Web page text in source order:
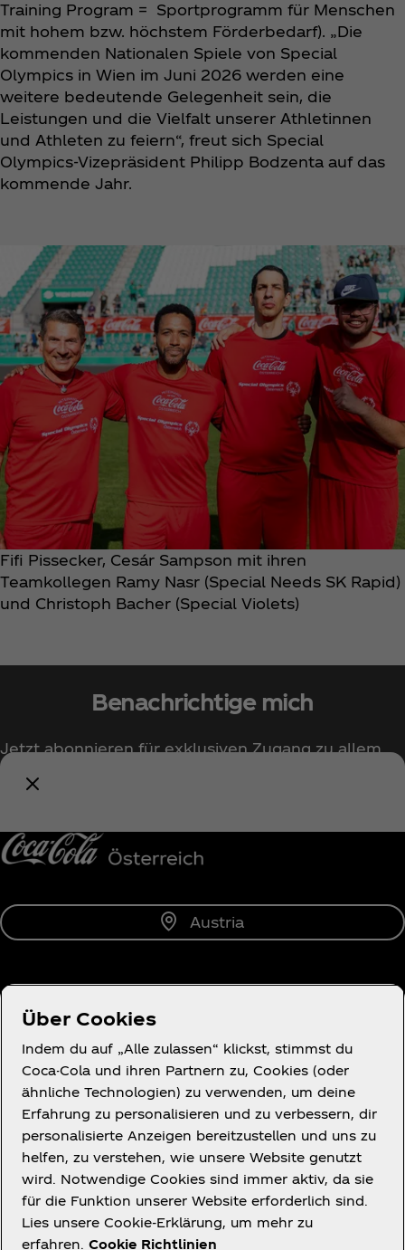
Training Program = Sportprogramm für Menschen
mit hohem bzw. höchstem Förderbedarf). „Die
kommenden Nationalen Spiele von Special
Olympics in Wien im Juni 2026 werden eine
weitere bedeutende Gelegenheit sein, die
Leistungen und die Vielfalt unserer Athletinnen
und Athleten zu feiern“, freut sich Special
Olympics-Vizepräsident Philipp Bodzenta auf das
kommende Jahr.
Fifi Pissecker, Cesár Sampson mit ihren
Teamkollegen Ramy Nasr (Special Needs SK Rapid)
und Christoph Bacher (Special Violets)
Benachrichtige mich
Jetzt abonnieren für exklusiven Zugang zu allem
Austria
Über uns
Wir helfen gern.
Legal
Über Cookies
Indem du auf „Alle zulassen“ klickst, stimmst du
Coca-Cola und ihren Partnern zu, Cookies (oder
ähnliche Technologien) zu verwenden, um deine
Erfahrung zu personalisieren und zu verbessern, dir
personalisierte Anzeigen bereitzustellen und uns zu
helfen, zu verstehen, wie unsere Website genutzt
wird. Notwendige Cookies sind immer aktiv, da sie
für die Funktion unserer Website erforderlich sind.
Lies unsere Cookie-Erklärung, um mehr zu
erfahren. Cookie Richtlinien